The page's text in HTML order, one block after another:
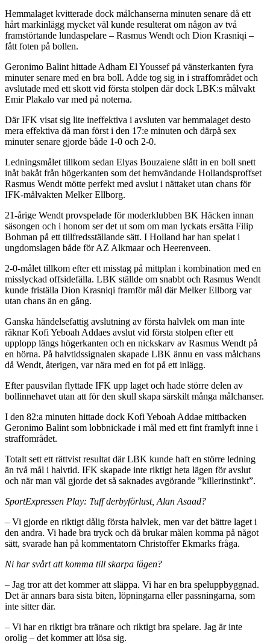
Hemmalaget kvitterade dock målchanserna minuten senare då ett
hårt markinlägg mycket väl kunde resulterat om någon av två
framstörtande lundaspelare – Rasmus Wendt och Dion Krasniqi –
fått foten på bollen.
Geronimo Balint hittade Adham El Youssef på vänsterkanten fyra
minuter senare med en bra boll. Adde tog sig in i straffområdet och
avslutade med ett skott vid första stolpen där dock LBK:s målvakt
Emir Plakalo var med på noterna.
Där IFK visat sig lite ineffektiva i avsluten var hemmalaget desto
mera effektiva då man först i den 17:e minuten och därpå sex
minuter senare gjorde både 1-0 och 2-0.
Ledningsmålet tillkom sedan Elyas Bouzaiene slått in en boll snett
inåt bakåt från högerkanten som det hemvändande Hollandsproffset
Rasmus Wendt mötte perfekt med avslut i nättaket utan chans för
IFK-målvakten Melker Ellborg.
21-årige Wendt provspelade för moderklubben BK Häcken innan
säsongen och i honom ser det ut som om man lyckats ersätta Filip
Bohman på ett tillfredsställande sätt. I Holland har han spelat i
ungdomslagen både för AZ Alkmaar och Heerenveen.
2-0-målet tillkom efter ett misstag på mittplan i kombination med en
misslyckad offsidefälla. LBK ställde om snabbt och Rasmus Wendt
kunde friställa Dion Krasniqi framför mål där Melker Ellborg var
utan chans än en gång.
Ganska händelsefattig avslutning av första halvlek om man inte
räknar Kofi Yeboah Addaes avslut vid första stolpen efter ett
upplopp längs högerkanten och en nickskarv av Rasmus Wendt på
en hörna. På halvtidssignalen skapade LBK ännu en vass målchans
då Wendt, återigen, var nära med en fot på ett inlägg.
Efter pausvilan flyttade IFK upp laget och hade större delen av
bollinnehavet utan att för den skull skapa särskilt många målchanser.
I den 82:a minuten hittade dock Kofi Yeboah Addae mittbacken
Geronimo Balint som lobbnickade i mål med ett fint framlyft inne i
straffområdet.
Totalt sett ett rättvist resultat där LBK kunde haft en större ledning
än två mål i halvtid. IFK skapade inte riktigt heta lägen för avslut
och när man väl gjorde det så saknades avgörande ”killerinstinkt”.
SportExpressen Play: Tuff derbyförlust, Alan Asaad?
– Vi gjorde en riktigt dålig första halvlek, men var det bättre laget i
den andra. Vi hade bra tryck och då brukar målen komma på något
sätt, svarade han på kommentatorn Christoffer Ekmarks fråga.
Ni har svårt att komma till skarpa lägen?
– Jag tror att det kommer att släppa. Vi har en bra speluppbyggnad.
Det är annars bara sista biten, löpningarna eller passningarna, som
inte sitter där.
– Vi har en riktigt bra tränare och riktigt bra spelare. Jag är inte
orolig – det kommer att lösa sig.